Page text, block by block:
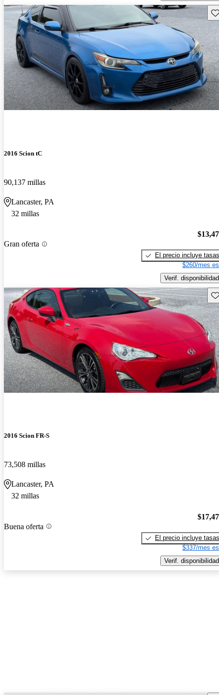
2016 Scion tC
90,137 millas
Lancaster, PA
32 millas
Gran oferta
El precio incluye tasas
$260/mes
Verif. disponibilidad
2016 Scion FR-S
73,508 millas
Lancaster, PA
32 millas
Buena oferta
El precio incluye tasas
$337/mes
Verif. disponibilidad